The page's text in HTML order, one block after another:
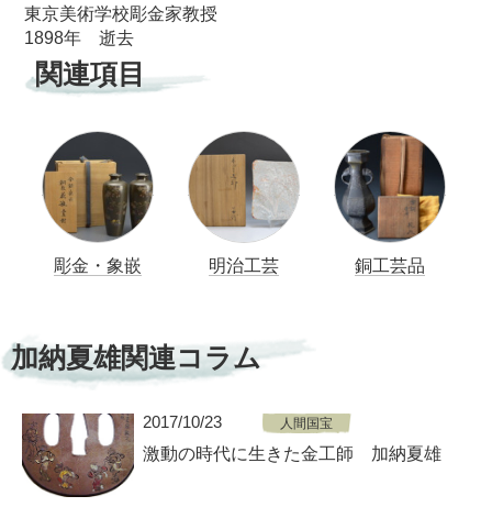
東京美術学校彫金家教授
1898年 逝去
関連項目
彫金・象嵌 明治工芸 銅工芸品
加納夏雄関連コラム
2017/10/23 人間国宝
激動の時代に生きた金工師 加納夏雄